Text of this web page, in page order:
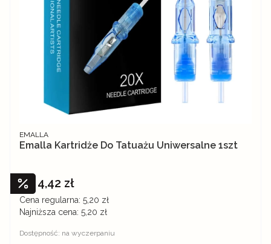
Emalla Kartridże Do Tatuażu Uniwersalne 1szt
PRODUCENT
EMALLA
Cena promocyjna
4,42 zł
Cena regularna: 5,20 zł
Najniższa cena: 5,20 zł
Dostępność: na wyczerpaniu